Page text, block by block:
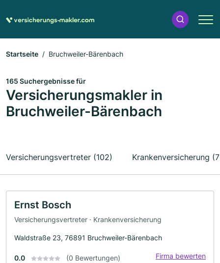
Startseite Bruchweiler-Bärenbach
165 Suchergebnisse für
Versicherungsmakler in
Bruchweiler-Bärenbach
Versicherungsvertreter (102) Krankenversicherung
Ernst Bosch
Versicherungsvertreter · Krankenversicherung
Waldstraße 23, 76891 Bruchweiler-Bärenbach
0.0 (0 Bewertungen) Firma bewerten